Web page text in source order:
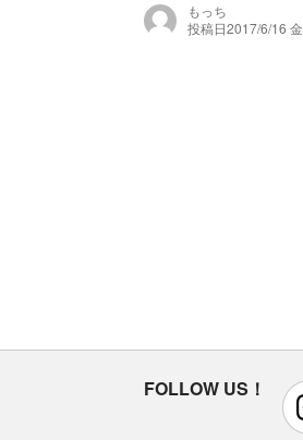
もっち
投稿日2017/6/16 金
FOLLOW US！